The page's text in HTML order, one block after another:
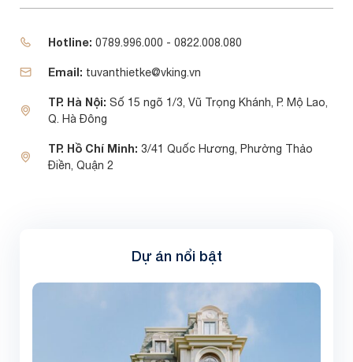
Hotline: 0789.996.000 - 0822.008.080
Email: tuvanthietke@vking.vn
TP. Hà Nội: Số 15 ngõ 1/3, Vũ Trọng Khánh, P. Mộ Lao,
Q. Hà Đông
TP. Hồ Chí Minh: 3/41 Quốc Hương, Phường Thảo
Điền, Quận 2
Dự án nổi bật